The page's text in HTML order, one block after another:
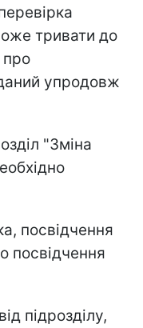
тривати до
про
упродовж
"Зміна
посвідчення
посвідчення
підрозділу,